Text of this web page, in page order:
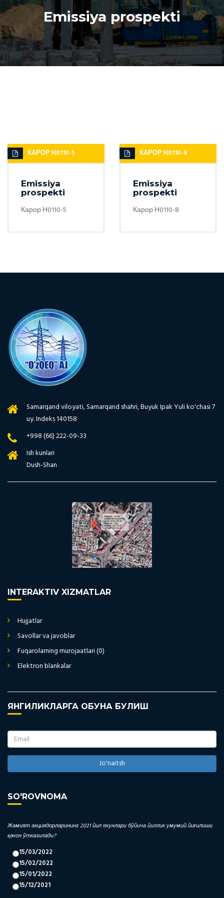
Emissiya prospekti
КАРОР Н0110-5
Emissiya
prospekti
Карор Н0110-5
КАРОР Н0110-8
Emissiya
prospekti
Карор Н0110-8
Samarqand viloyati, Samarqand shahri, Buyuk Ipak Yuli ko'chasi 7
uy. Indeks 140158
+998 (66) 222-09-33
Ish kunlari
Dush-Shan
INTERAKTIV XIZMATLAR
Hujjatlar
Savollar va javoblar
Fuqarolarning murojaatlari (0)
Elektron blankalar
ЯНГИЛИКЛАРГА ОБУНА БУЛИШ
Jo'naitsh
SO'ROVNOMA
Жамият акциядорларининг 2021 йил якунлари бўйича йиллик умумий йиғилиши
қачон ўтказилади?
15/03/2022
15/02/2022
15/01/2022
15/12/2021